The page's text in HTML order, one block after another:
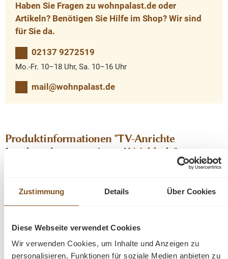
Zustimmung Details Über Cookies
Diese Webseite verwendet Cookies
Wir verwenden Cookies, um Inhalte und Anzeigen zu
personalisieren, Funktionen für soziale Medien anbieten zu
Haben Sie Fragen zu wohnpalast.de oder
Artikeln? Benötigen Sie Hilfe im Shop? Wir sind
für Sie da.
02137 9272519
Mo.-Fr. 10–18 Uhr, Sa. 10–16 Uhr
mail@wohnpalast.de
Produktinformationen "TV-Anrichte
Lowboard aus massivem Weichholz"
Die Anrichte ist ein Umbau. Gebaut aus altem Holz. Beim
wachsen benutzen wir Bienenwachs im antikfinish.
Massivholz
andere Maße auf Wunsch möglich
Die Abmessungen: Höhe: 58 cm, Breite: 165 cm, Tiefe: